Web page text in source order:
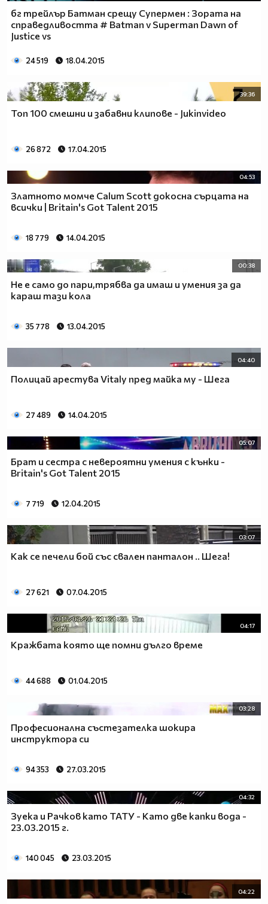
бг трейлър Батман срещу Супермен : Зората на
справедливостта # Batman v Superman Dawn of
Justice vs
24 519 18.04.2015
39:36
Топ 100 смешни и забавни клипове - Jukinvideo
26 872 17.04.2015
04:53
Златното момче Calum Scott докосна сърцата на
всички | Britain's Got Talent 2015
18 779 14.04.2015
00:38
Не е само до пари,трябва да имаш и умения за да
караш тази кола
35 778 13.04.2015
04:40
Полицай арестува Vitaly пред майка му - Шега
27 489 14.04.2015
05:07
Брат и сестра с невероятни умения с кънки -
Britain's Got Talent 2015
7 719 12.04.2015
03:07
Как се печели бой със свален панталон .. Шега!
27 621 07.04.2015
04:17
Кражбата която ще помни дълго време
44 688 01.04.2015
03:28
Професионална състезателка шокира
инструктора си
94 353 27.03.2015
04:32
Зуека и Рачков като ТАТУ - Като две капки вода -
23.03.2015 г.
140 045 23.03.2015
04:22